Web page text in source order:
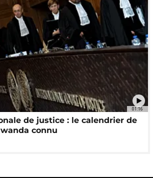
01:16
de justice : le calendrier de
connu